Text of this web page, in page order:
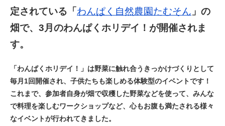
定されている「 わんぱく自然農園たむそん 」の
畑で、3月のわんぱくホリデイ！が開催されま
す。
「わんぱくホリデイ！」は野菜に触れ合うきっかけづくりとして
毎月1回開催され、子供たちも楽しめる体験型のイベントです！
これまで、参加者自身が畑で収穫した野菜などを使って、みんな
で料理を楽しむワークショップなど、心もお腹も満たされる様々
なイベントが行われてきました。